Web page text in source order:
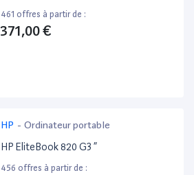
461 offres à partir de :
371,00 €
HP - Ordinateur portable
HP EliteBook 820 G3 ”
456 offres à partir de :